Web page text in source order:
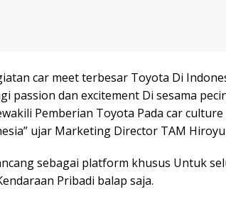
car meet terbesar Toyota Di
passion dan excitement Di sesama
Pemberian Toyota Pada car
ujar Marketing Director TAM
sebagai platform khusus Untuk
Pribadi balap saja.